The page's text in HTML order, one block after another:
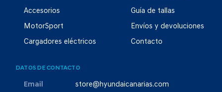
Accesorios
MotorSport
Cargadores eléctricos
Guía de tallas
Envíos y devoluciones
Contacto
DATOS DE CONTACTO
Email store@hyundaicanarias.com